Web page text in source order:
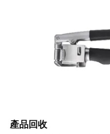
產品回收